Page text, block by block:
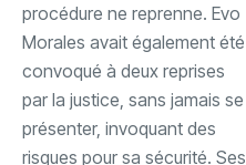
procédure ne reprenne. Evo
Morales avait également été
convoqué à deux reprises
par la justice, sans jamais se
présenter, invoquant des
risques pour sa sécurité. ‎Ses